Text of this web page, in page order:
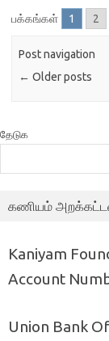
பக்கங்கள் 1 2
Post navigation
← Older posts
தேடுக
கணியம்
Kaniyam
Account
Union Bank